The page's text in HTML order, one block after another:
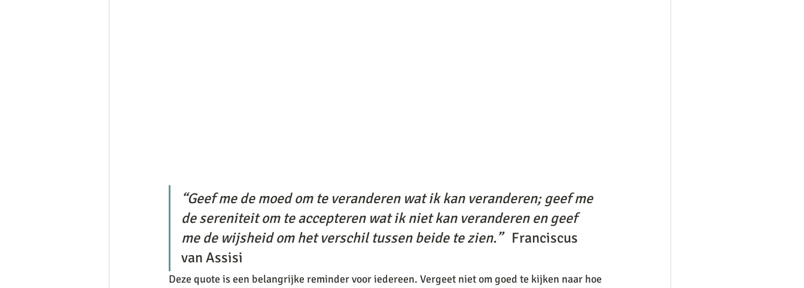
“Geef me de moed om te veranderen wat ik kan veranderen; geef me
de sereniteit om te accepteren wat ik niet kan veranderen en geef
me de wijsheid om het verschil tussen beide te zien.” Franciscus
van Assisi
Deze quote is een belangrijke reminder voor iedereen. Vergeet niet om goed te kijken naar hoe